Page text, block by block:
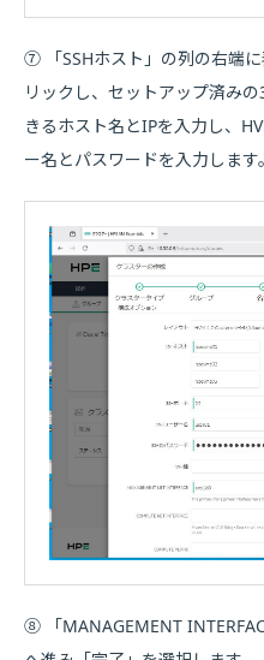
⑦ 「SSHホスト」の列の右端
リックし、セットアップ済み
きるホスト名とIPを入力し、
ー名とパスワードを入力します。
⑧ 「MANAGEMENT